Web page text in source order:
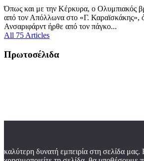
Όπως και με την Κέρκυρα, ο Ολυμπιακός
από τον Απόλλωνα στο «Γ. Καραϊσκάκης»,
Ανσαριφάρντ ήρθε από τον πάγκο...
All 75 Articles
Πρωτοσέλιδα
καλύτερη δυνατή εμπειρία στη σελίδα μας.